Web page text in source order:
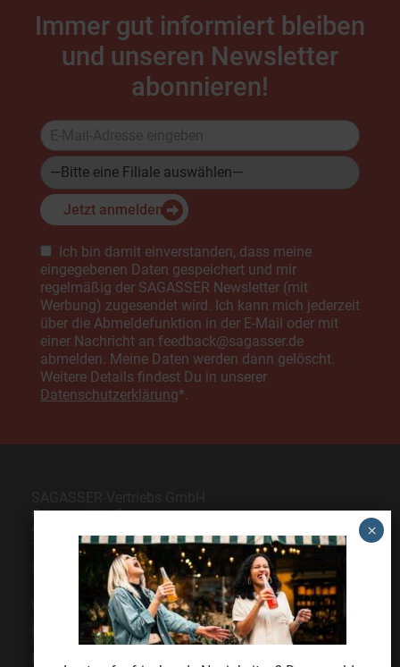
Immer gut informiert bleiben
und unseren Newsletter
abonnieren!
Jetzt anmelden
Bitte lasse dieses Feld leer.
Ich bin damit einverstanden, dass meine
eingegebenen Daten gespeichert und mir
regelmäßig der SAGASSER Newsletter (mit
Werbung) zugesendet wird. Ich kann mich jederzeit
über die Abmeldefunktion in der E-Mail oder mit
einer Nachricht an feedback@sagasser.de
abmelden. Meine Daten werden dann gelöscht.
Weitere Details findest Du in unserer
Datenschutzerklärung*.
Gärtnersleite 5
96450 Coburg
Telefon09561 6490-0
servus@sagasser.de
Gastro / Großhandel
Bonuscard